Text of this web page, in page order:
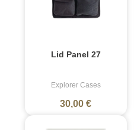
Lid Panel 27
Explorer Cases
30,00 €